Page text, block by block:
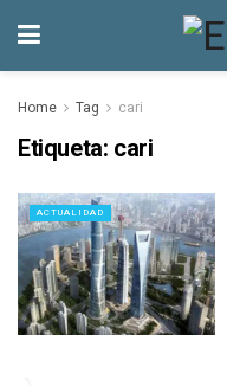
Home Tag cari
Etiqueta: cari
ACTUALIDAD